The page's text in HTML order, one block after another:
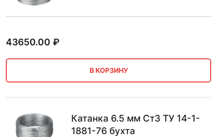
43650.00 ₽
В КОРЗИНУ
Катанка 6.5 мм Ст3 ТУ 14-1-
1881-76 бухта